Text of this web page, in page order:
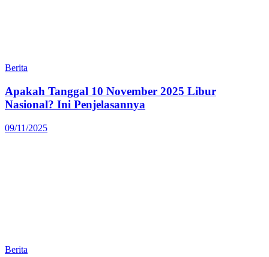
Berita
Apakah Tanggal 10 November 2025 Libur
Nasional? Ini Penjelasannya
09/11/2025
Berita